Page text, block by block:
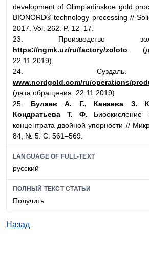
development of Olimpiadinskoe gold
BIONORD® technology processing //
2017. Vol. 262. P. 12–17.
23. Производство
https://ngmk.uz/ru/factory/zoloto
22.11.2019).
24.
www.nordgold.com/ru/operations/
(дата обращения: 22.11.2019)
25. Булаев А. Г., Канаева З.
Кондратьева Т. Ф. Биоокисление
концентрата двойной упорности //
84, № 5. С. 561–569.
LANGUAGE OF FULL-TEXT
русский
ПОЛНЫЙ ТЕКСТ СТАТЬИ
Получить
Назад